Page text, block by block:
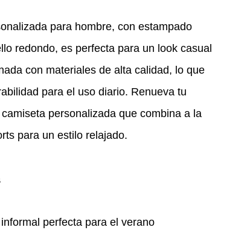
para hombre, con estampado
redondo, es perfecta para un look casual
con materiales de alta calidad, lo que
para el uso diario. Renueva tu
personalizada que combina a la
para un estilo relajado.
perfecta para el verano